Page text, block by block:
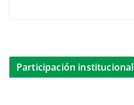
Participación institucional